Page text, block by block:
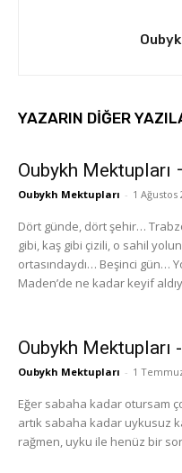
YAZARIN DIĞER
Oubykh
Oubykh Mektupları - 1 Ağustos
Dört günde, dört şehir…
gibi, kaş gibi çizili, o sahil
ortasındaydı… Beşinci gün…
Maden’de ne kadar keyif
Oubykh
Oubykh Mektupları - 1
Eğer sabaha kadar otursam
artık sabaha kadar uykusuz
rağmen, uyku ile henüz bir